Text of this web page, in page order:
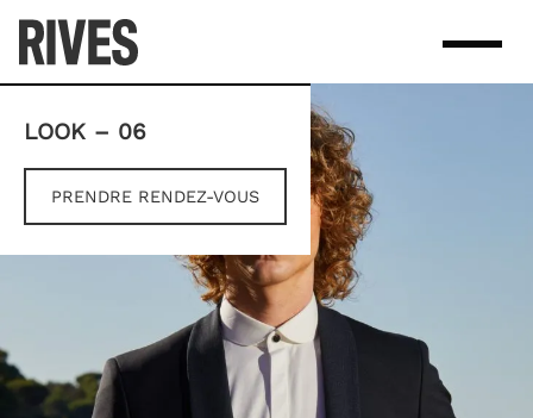
content
LOOK – 06
PRENDRE RENDEZ-VOUS